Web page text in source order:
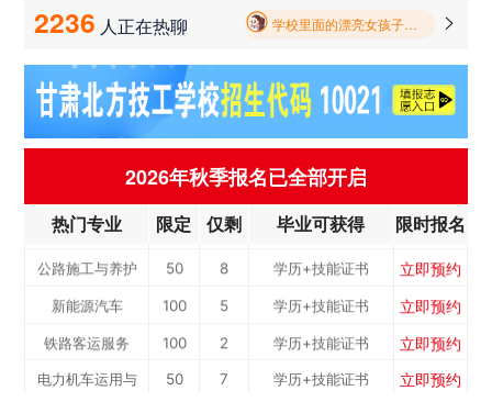
2236 人正在热聊 学校里面的漂亮女孩子多不多呀 
2026年秋季报名已全部开启
热门专业 限定 仅剩 毕业可获得 限时报名
消防工程技术 50
幼儿教育 50 7 学历+技能证书
计算机应用与维修 50 3 学历+技能证书 立即预约
机电一体化 50 6 学历+技能证书 立即预约
数控加工(数控车... 50 5 学历+技能证书
电子商务 50 3 学历+技能证书 立即预约
公路施工与养护 50 8 学历+技能证书 立即预约
新能源汽车 100 5 学历+技能证书 立即预约
铁路客运服务 100 2 学历+技能证书 立即预约
电力机车运用与 50 7 学历+技能证书 立即预约